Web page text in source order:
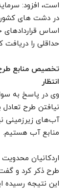
است، افزود:
در دشت های کشور،
اساس قراردادهای
حداقلی را دریافت
تخصیص منابع طرح
انتظار
وی در پاسخ به
نیافتن طرح
آب‌های زیرزمینی
منابع آب هستیم.
اردکانیان
طرح ذکر کرد و
این نتیجه